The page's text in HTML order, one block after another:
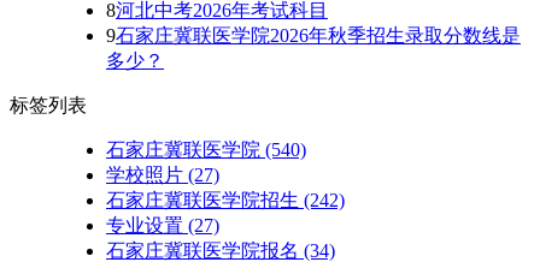
8河北中考2026年考试科目
9石家庄冀联医学院2026年秋季招生录取分数线是
多少？
标签列表
石家庄冀联医学院 (540)
学校照片 (27)
石家庄冀联医学院招生 (242)
专业设置 (27)
石家庄冀联医学院报名 (34)